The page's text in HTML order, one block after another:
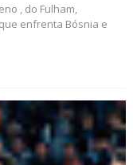
, do Fulham,
enfrenta Bósnia e